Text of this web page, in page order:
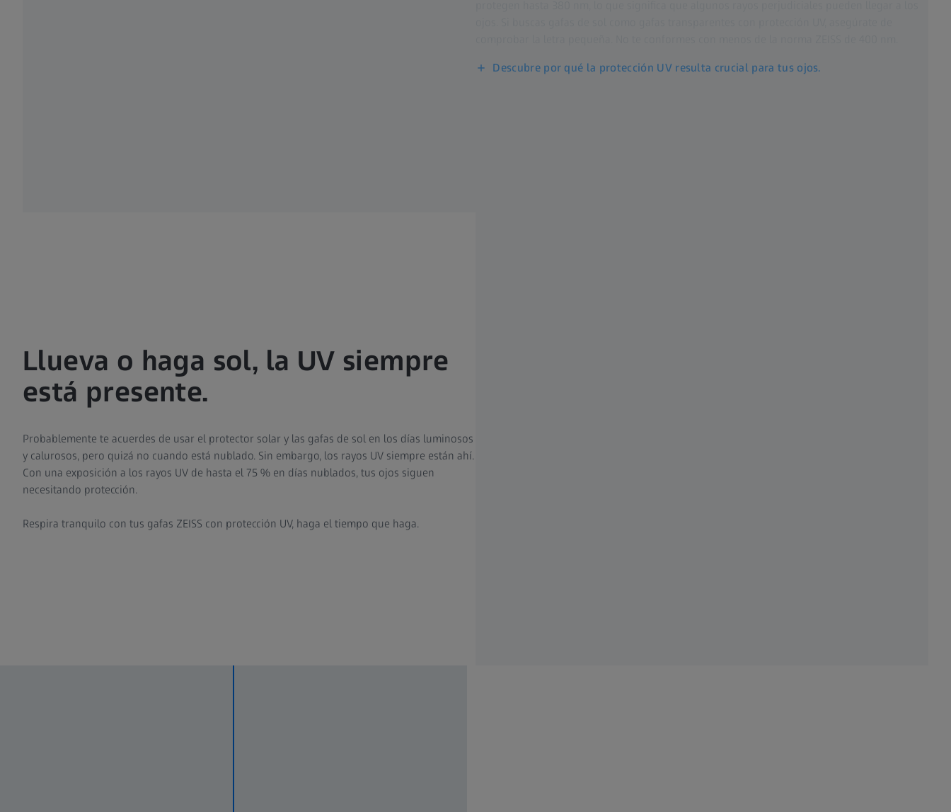
Descubre por qué la protección UV resulta crucial para tus ojos.
Llueva o haga sol, la UV siempre
está presente.
Probablemente te acuerdes de usar el protector solar y las gafas de sol en los días luminosos
y calurosos, pero quizá no cuando está nublado. Sin embargo, los rayos UV siempre están ahí.
Con una exposición a los rayos UV de hasta el 75 % en días nublados, tus ojos siguen
necesitando protección.
Respira tranquilo con tus gafas ZEISS con protección UV, haga el tiempo que haga.